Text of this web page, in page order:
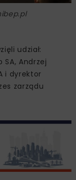
udział:
SA, Andrzej
i dyrektor
zarządu